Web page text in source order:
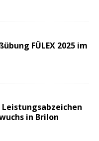
FÜLEX 2025 im
in Brilon